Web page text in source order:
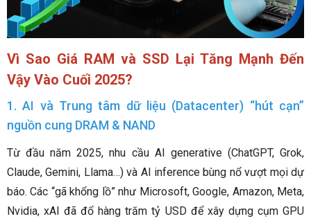
Vì Sao Giá RAM và SSD Lại Tăng Mạnh Đến
Vậy Vào Cuối 2025?
1. AI và Trung tâm dữ liệu (Datacenter) “hút cạn”
nguồn cung DRAM & NAND
Từ đầu năm 2025, nhu cầu AI generative (ChatGPT, Grok,
Claude, Gemini, Llama…) và AI inference bùng nổ vượt mọi dự
báo. Các “gã khổng lồ” như Microsoft, Google, Amazon, Meta,
Nvidia, xAI đã đổ hàng trăm tỷ USD để xây dựng cụm GPU